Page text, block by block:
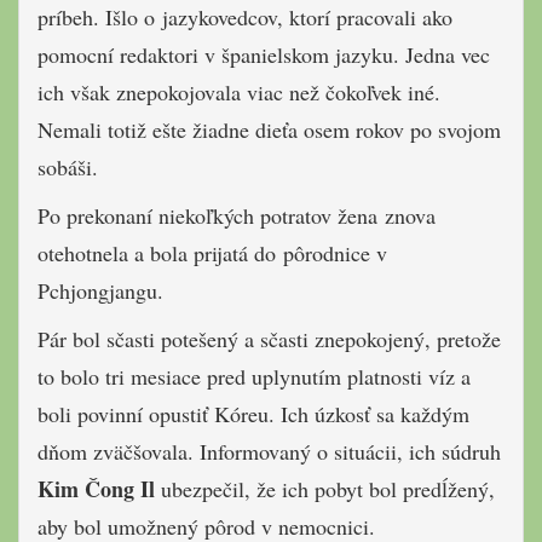
príbeh. Išlo o jazykovedcov, ktorí pracovali ako
pomocní redaktori v španielskom jazyku. Jedna vec
ich však znepokojovala viac než čokoľvek iné.
Nemali totiž ešte žiadne dieťa osem rokov po svojom
sobáši.
Po prekonaní niekoľkých potratov žena znova
otehotnela a bola prijatá do pôrodnice v
Pchjongjangu.
Pár bol sčasti potešený a sčasti znepokojený, pretože
to bolo tri mesiace pred uplynutím platnosti víz a
boli povinní opustiť Kóreu. Ich úzkosť sa každým
dňom zväčšovala. Informovaný o situácii, ich súdruh
Kim Čong Il ubezpečil, že ich pobyt bol predĺžený,
aby bol umožnený pôrod v nemocnici.